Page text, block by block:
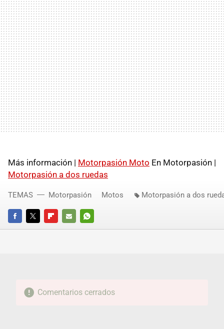
Más información | Motorpasión Moto En Motorpasión |
Motorpasión a dos ruedas
FACEBOOKTWITTERFLIPBOARD
E-
WHATSAPP
TEMAS Motorpasión Motos Motorpasión a dos
Comentarios cerrados